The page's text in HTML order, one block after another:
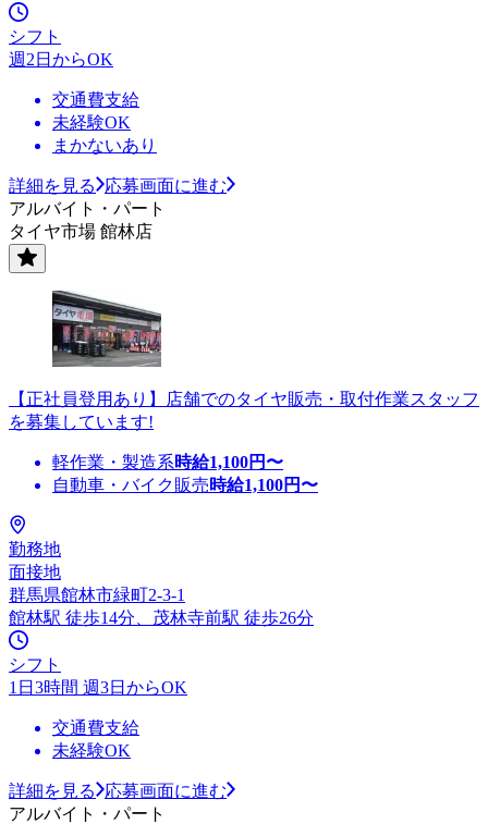
シフト
週2日からOK
交通費支給
未経験OK
まかないあり
詳細を見る
応募画面に進む
アルバイト・パート
タイヤ市場 館林店
【正社員登用あり】店舗でのタイヤ販売・取付作業スタッフ
を募集しています!
軽作業・製造系時給1,100円〜
自動車・バイク販売時給1,100円〜
勤務地
面接地
群馬県館林市緑町2-3-1
館林駅 徒歩14分、茂林寺前駅 徒歩26分
シフト
1日3時間 週3日からOK
交通費支給
未経験OK
詳細を見る
応募画面に進む
アルバイト・パート